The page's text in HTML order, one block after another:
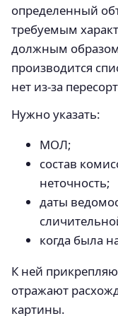
определенный
требуемым
должным
производится
нет из-за
Нужно указать:
МОЛ;
состав
неточность;
даты
когда была
К ней
отражают
картины.